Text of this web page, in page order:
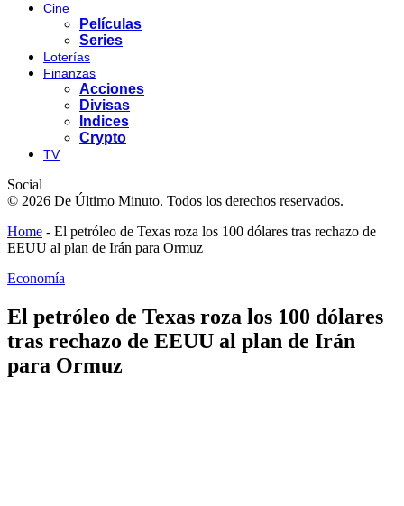
Cine
Películas
Series
Loterías
Finanzas
Acciones
Divisas
Indices
Crypto
TV
Social
© 2026 De Último Minuto. Todos los derechos reservados.
Home - El petróleo de Texas roza los 100 dólares tras rechazo de
EEUU al plan de Irán para Ormuz
Economía
El petróleo de Texas roza los 100 dólares
tras rechazo de EEUU al plan de Irán
para Ormuz